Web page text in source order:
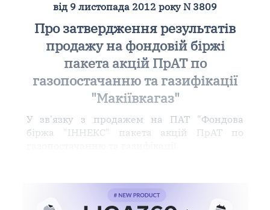
від 9 листопада 2012 року N 3809
Про затвердження результатів
продажу на фондовій біржі
пакета акцій ПрАТ по
газопостачанню та газифікації
"Макіївкагаз"
У зв'язку з продажем на ПАТ "Фондова
біржа "ІННЕКС" пакета акцій ПрАТ по